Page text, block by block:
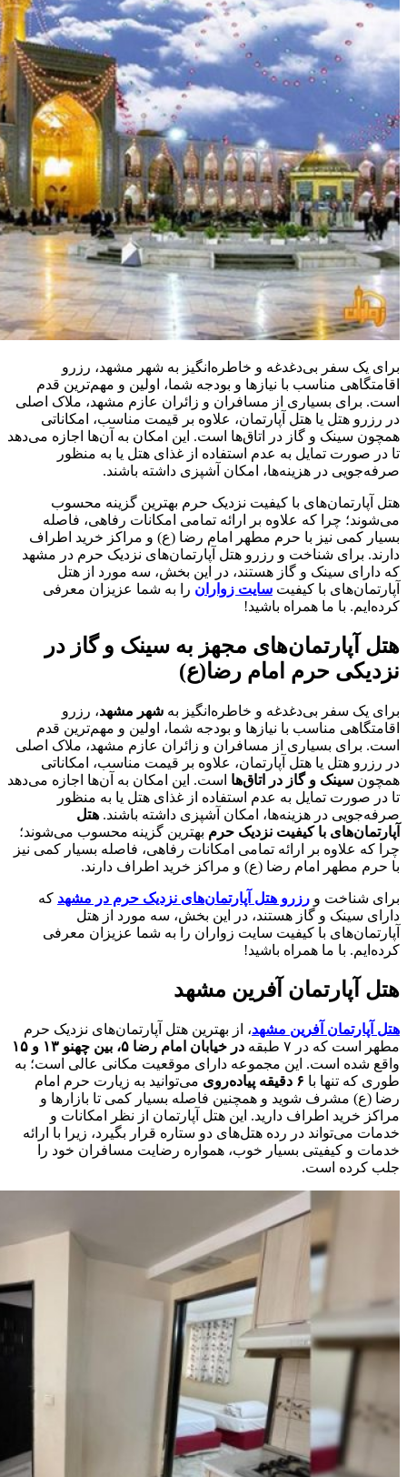
برای یک سفر بی‌دغدغه و خاطره‌انگیز به شهر مشهد، رزرو
اقامتگاهی مناسب با نیازها و بودجه شما، اولین و مهم‌ترین قدم
است. برای بسیاری از مسافران و زائران عازم مشهد، ملاک اصلی
در رزرو هتل یا هتل آپارتمان، علاوه بر قیمت مناسب، امکاناتی
همچون سینک و گاز در اتاق‌ها است. این امکان به آن‌ها اجازه می‌دهد
تا در صورت تمایل به عدم استفاده از غذای هتل یا به منظور
صرفه‌جویی در هزینه‌ها، امکان آشپزی داشته باشند.
هتل آپارتمان‌های با کیفیت نزدیک حرم بهترین گزینه محسوب
می‌شوند؛ چرا که علاوه بر ارائه تمامی امکانات رفاهی، فاصله
بسیار کمی نیز با حرم مطهر امام رضا (ع) و مراکز خرید اطراف
دارند. برای شناخت و رزرو هتل آپارتمان‌های نزدیک حرم در مشهد
که دارای سینک و گاز هستند، در این بخش، سه مورد از هتل
آپارتمان‌های با کیفیت سایت زواران را به شما عزیزان معرفی
کرده‌ایم. با ما همراه باشید!
هتل آپارتمان‌های مجهز به سینک و گاز در
نزدیکی حرم امام رضا(ع)
برای یک سفر بی‌دغدغه و خاطره‌انگیز به شهر مشهد، رزرو
اقامتگاهی مناسب با نیازها و بودجه شما، اولین و مهم‌ترین قدم
است. برای بسیاری از مسافران و زائران عازم مشهد، ملاک اصلی
در رزرو هتل یا هتل آپارتمان، علاوه بر قیمت مناسب، امکاناتی
همچون سینک و گاز در اتاق‌ها است. این امکان به آن‌ها اجازه می‌دهد
تا در صورت تمایل به عدم استفاده از غذای هتل یا به منظور
صرفه‌جویی در هزینه‌ها، امکان آشپزی داشته باشند. هتل
آپارتمان‌های با کیفیت نزدیک حرم بهترین گزینه محسوب می‌شوند؛
چرا که علاوه بر ارائه تمامی امکانات رفاهی، فاصله بسیار کمی نیز
با حرم مطهر امام رضا (ع) و مراکز خرید اطراف دارند.
برای شناخت و رزرو هتل آپارتمان‌های نزدیک حرم در مشهد که
دارای سینک و گاز هستند، در این بخش، سه مورد از هتل
آپارتمان‌های با کیفیت سایت زواران را به شما عزیزان معرفی
کرده‌ایم. با ما همراه باشید!
هتل آپارتمان آفرین مشهد
هتل آپارتمان آفرین مشهد، از بهترین هتل آپارتمان‌های نزدیک حرم
مطهر است که در ۷ طبقه
در خیابان امام رضا ۵، بین چهنو ۱۳ و ۱۵
واقع شده است. این مجموعه دارای موقعیت مکانی عالی است؛ به
طوری که تنها با ۶ دقیقه پیاده‌روی
می‌توانید به زیارت حرم امام
رضا (ع) مشرف شوید و همچنین فاصله بسیار کمی تا بازارها و
مراکز خرید اطراف دارید. این هتل آپارتمان از نظر امکانات و
خدمات می‌تواند در رده هتل‌های دو ستاره قرار بگیرد، زیرا با ارائه
خدمات و کیفیتی بسیار خوب، همواره رضایت مسافران خود را
جلب کرده است.